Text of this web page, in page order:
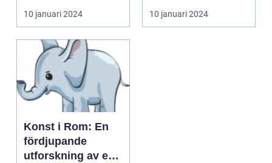
10 januari 2024
grundades av den
amerik...
10 januari 2024
Konst i Rom: En
fördjupande
utforskning av en